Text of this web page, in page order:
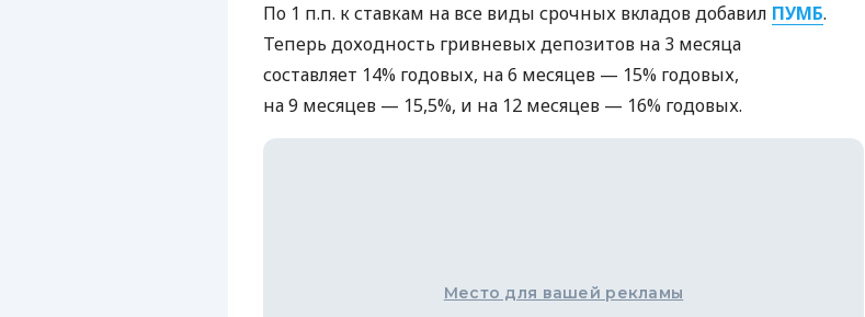
По 1 п.п. к ставкам на все виды срочных вкладов добавил ПУМБ.
Теперь доходность гривневых депозитов на 3 месяца
составляет 14% годовых, на 6 месяцев — 15% годовых,
на 9 месяцев — 15,5%, и на 12 месяцев — 16% годовых.
Место для вашей рекламы